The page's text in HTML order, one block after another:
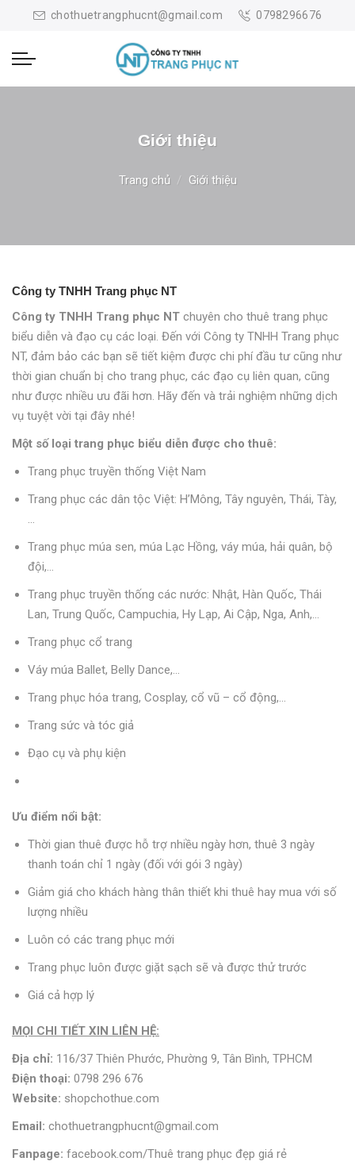
chothuetrangphucnt@gmail.com 0798296676
Giới thiệu
Trang chủ / Giới thiệu
Công ty TNHH Trang phục NT
Công ty TNHH Trang phục NT chuyên cho thuê trang phục
biểu diễn và đạo cụ các loại. Đến với Công ty TNHH Trang phục
NT, đảm bảo các bạn sẽ tiết kiệm được chi phí đầu tư cũng như
thời gian chuẩn bị cho trang phục, các đạo cụ liên quan, cũng
như được nhiều ưu đãi hơn. Hãy đến và trải nghiệm những dịch
vụ tuyệt vời tại đây nhé!
Một số loại trang phục biểu diễn được cho thuê:
Trang phục truyền thống Việt Nam
Trang phục các dân tộc Việt: H’Mông, Tây nguyên, Thái, Tày,
Trang phục múa sen, múa Lạc Hồng, váy múa, hải quân, bộ
đội,…
Trang phục truyền thống các nước: Nhật, Hàn Quốc, Thái
Lan, Trung Quốc, Campuchia, Hy Lạp, Ai Cập, Nga, Anh,…
Trang phục cổ trang
Váy múa Ballet, Belly Dance,…
Trang phục hóa trang, Cosplay, cổ vũ – cổ động,…
Trang sức và tóc giả
Đạo cụ và phụ kiện
Ưu điểm nổi bật:
Thời gian thuê được hỗ trợ nhiều ngày hơn, thuê 3 ngày
thanh toán chỉ 1 ngày (đối với gói 3 ngày)
Giảm giá cho khách hàng thân thiết khi thuê hay mua với số
lượng nhiều
Luôn có các trang phục mới
Trang phục luôn được giặt sạch sẽ và được thử trước
Giá cả hợp lý
MỌI CHI TIẾT XIN LIÊN HỆ:
Địa chỉ: 116/37 Thiên Phước, Phường 9, Tân Bình, TPHCM
Điện thoại: 0798 296 676
Website: shopchothue.com
Email: chothuetrangphucnt@gmail.com
Fanpage: facebook.com/Thuê trang phục đẹp giá rẻ